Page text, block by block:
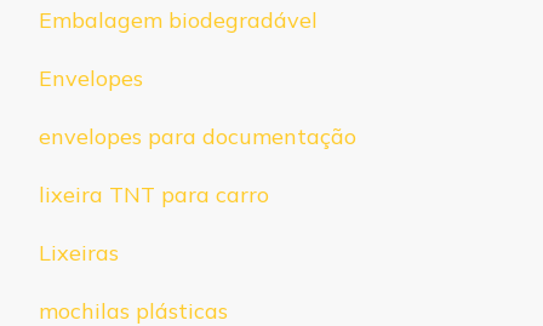
Embalagem biodegradável
Envelopes
envelopes para documentação
lixeira TNT para carro
Lixeiras
mochilas plásticas